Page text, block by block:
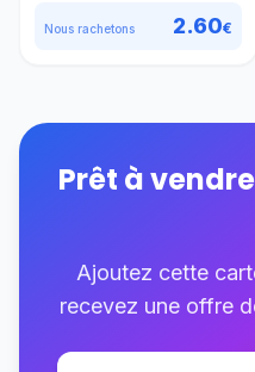
Nous rachetons 2.60€
Prêt à
Ajoutez cette
recevez une offre